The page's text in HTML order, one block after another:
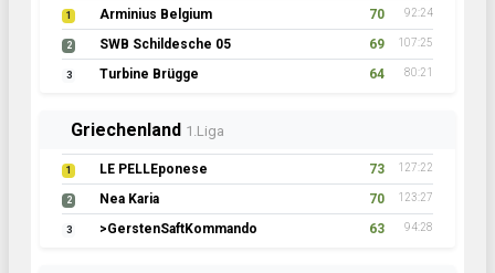
1 Arminius Belgium 70 92:24
2 SWB Schildesche 05 69 107:25
3 Turbine Brügge 64 80:21
Griechenland 1.Liga
1 LE PELLEponese 73 127:22
2 Nea Karia 70 123:27
3 >GerstenSaftKommando 63 94:28